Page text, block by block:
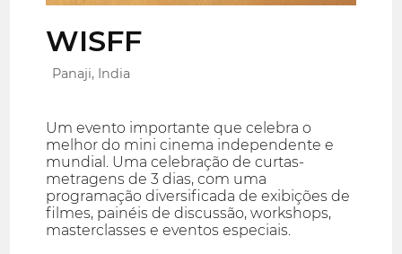
WISFF
Panaji, India
Um evento importante que celebra o
melhor do mini cinema independente e
mundial. Uma celebração de curtas-
metragens de 3 dias, com uma
programação diversificada de exibições de
filmes, painéis de discussão, workshops,
masterclasses e eventos especiais.